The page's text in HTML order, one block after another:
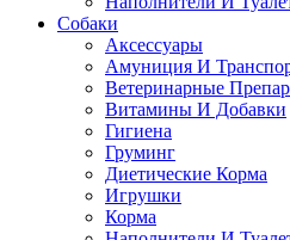
Собаки
Аксессуары
Амуниция И
Ветеринарные
Витамины И Добавки
Гигиена
Груминг
Диетические Корма
Игрушки
Корма